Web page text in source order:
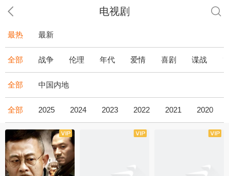
电视剧
最热 最新
全部 战争 伦理 年代 爱情 喜剧 谍战
全部 中国内地
全部 2025 2024 2023 2022 2021 2020
全43集